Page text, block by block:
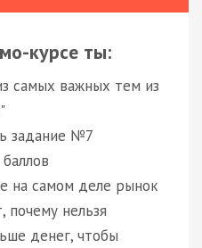
курсе ты:
самых важных тем из
задание №7
на самом деле рынок
почему нельзя
денег, чтобы